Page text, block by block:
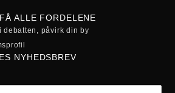
ALLE FORDELENE
påvirk din by
NYHEDSBREV